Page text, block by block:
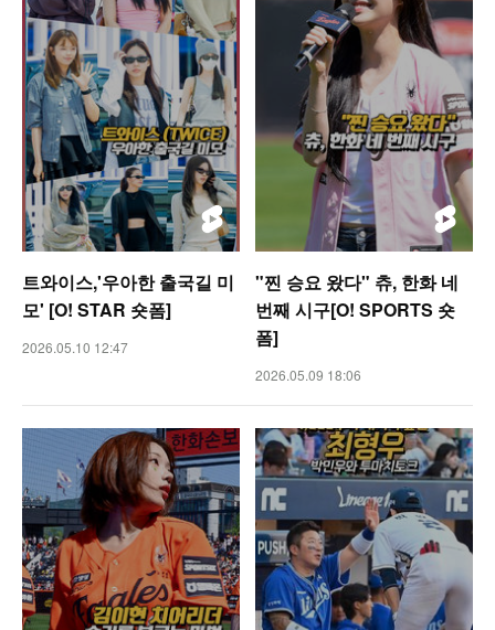
트와이스,'우아한 출국길 미
모' [O! STAR 숏폼]
2026.05.10 12:47
"찐 승요 왔다" 츄, 한화 네
번째 시구[O! SPORTS 숏
폼]
2026.05.09 18:06